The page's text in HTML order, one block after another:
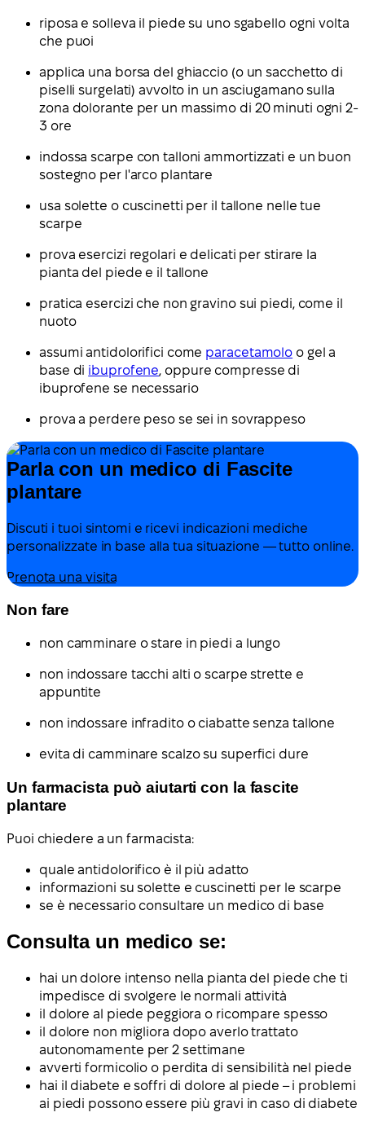
riposa e solleva il piede su uno sgabello ogni volta
che puoi
applica una borsa del ghiaccio (o un sacchetto di
piselli surgelati) avvolto in un asciugamano sulla
zona dolorante per un massimo di 20 minuti ogni 2-
3 ore
indossa scarpe con talloni ammortizzati e un buon
sostegno per l'arco plantare
usa solette o cuscinetti per il tallone nelle tue
scarpe
prova esercizi regolari e delicati per stirare la
pianta del piede e il tallone
pratica esercizi che non gravino sui piedi, come il
nuoto
assumi antidolorifici come paracetamolo o gel a
base di ibuprofene, oppure compresse di
ibuprofene se necessario
prova a perdere peso se sei in sovrappeso
Parla con un medico di Fascite
plantare
Discuti i tuoi sintomi e ricevi indicazioni mediche
personalizzate in base alla tua situazione — tutto online.
Prenota una visita
Non fare
non camminare o stare in piedi a lungo
non indossare tacchi alti o scarpe strette e
appuntite
non indossare infradito o ciabatte senza tallone
evita di camminare scalzo su superfici dure
Un farmacista può aiutarti con la fascite
plantare
Puoi chiedere a un farmacista:
quale antidolorifico è il più adatto
informazioni su solette e cuscinetti per le scarpe
se è necessario consultare un medico di base
Consulta un medico se:
hai un dolore intenso nella pianta del piede che ti
impedisce di svolgere le normali attività
il dolore al piede peggiora o ricompare spesso
il dolore non migliora dopo averlo trattato
autonomamente per 2 settimane
avverti formicolio o perdita di sensibilità nel piede
hai il diabete e soffri di dolore al piede – i problemi
ai piedi possono essere più gravi in caso di diabete